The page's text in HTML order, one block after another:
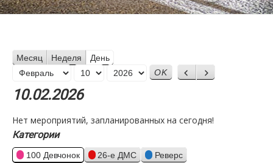
Месяц Неделя День
Месяц
День
Год
Назад
Вперед
10.02.2026
Нет мероприятий, запланированных на сегодня!
Категории
100 Девчонок 26-е ДМС
Реверс